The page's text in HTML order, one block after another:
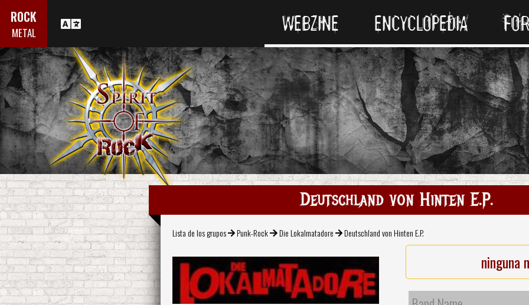
ROCK
METAL WEBZINE ENCYCLOPEDIA
Deutschland von Hinten E.P.
Lista de los grupos Punk-Rock Die Lokalmatadore Deutschland von Hinten E.P.
ninguna